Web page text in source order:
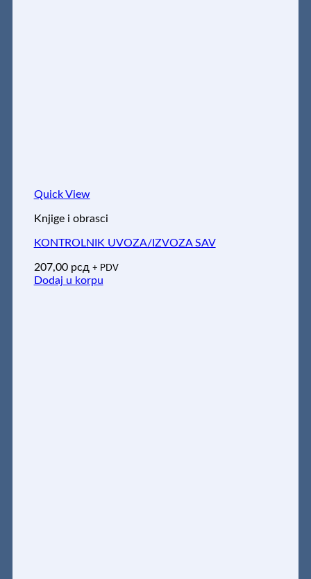
Quick View
Knjige i obrasci
KONTROLNIK UVOZA/IZVOZA SAV
207,00 рсд + PDV
Dodaj u korpu